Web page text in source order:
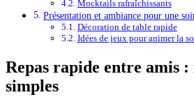
Mocktails rafraîchissants
Présentation et ambiance pour une
Décoration de table rapide
Idées de jeux pour animer la
Repas rapide entre amis :
simples